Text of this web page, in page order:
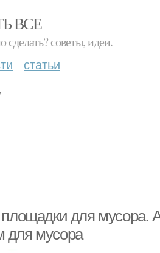
ВСЕ
сделать? советы, идеи.
статьи
для мусора.
для мусора